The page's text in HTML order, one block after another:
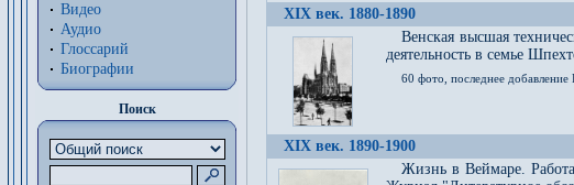
Видео
Аудио
Глоссарий
Биографии
Поиск
XIX век. 1880-1890
Венская высшая
деятельность в семье
60 фото, последнее
XIX век. 1890-1900
Жизнь в Веймаре.